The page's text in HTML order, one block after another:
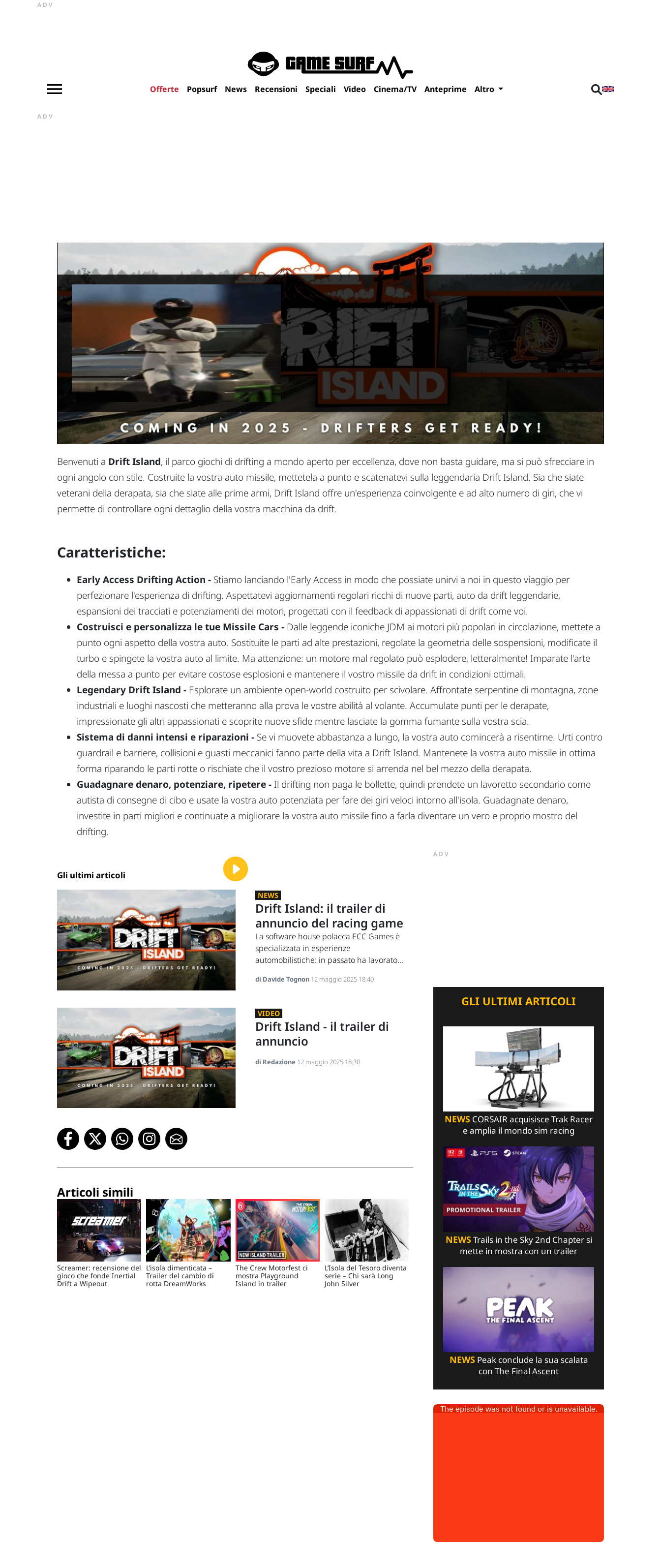
ADV
Offerte Popsurf News Recensioni Speciali Video Cinema/TV Anteprime Altro
ADV
Drift Island
Data di uscita:dicembre 2025
Piattaforme:
Sviluppatori:ECC Games
Produttori:
Genere:Racing Game
Benvenuti a Drift Island, il parco giochi di drifting a mondo aperto per eccellenza, dove non basta guidare, ma si può sfrecciare in
ogni angolo con stile. Costruite la vostra auto missile, mettetela a punto e scatenatevi sulla leggendaria Drift Island. Sia che siate
veterani della derapata, sia che siate alle prime armi, Drift Island offre un'esperienza coinvolgente e ad alto numero di giri, che vi
permette di controllare ogni dettaglio della vostra macchina da drift.
Caratteristiche:
Early Access Drifting Action - Stiamo lanciando l'Early Access in modo che possiate unirvi a noi in questo viaggio per
perfezionare l'esperienza di drifting. Aspettatevi aggiornamenti regolari ricchi di nuove parti, auto da drift leggendarie,
espansioni dei tracciati e potenziamenti dei motori, progettati con il feedback di appassionati di drift come voi.
Costruisci e personalizza le tue Missile Cars - Dalle leggende iconiche JDM ai motori più popolari in circolazione, mettete a
punto ogni aspetto della vostra auto. Sostituite le parti ad alte prestazioni, regolate la geometria delle sospensioni, modificate il
turbo e spingete la vostra auto al limite. Ma attenzione: un motore mal regolato può esplodere, letteralmente! Imparate l'arte
della messa a punto per evitare costose esplosioni e mantenere il vostro missile da drift in condizioni ottimali.
Legendary Drift Island - Esplorate un ambiente open-world costruito per scivolare. Affrontate serpentine di montagna, zone
industriali e luoghi nascosti che metteranno alla prova le vostre abilità al volante. Accumulate punti per le derapate,
impressionate gli altri appassionati e scoprite nuove sfide mentre lasciate la gomma fumante sulla vostra scia.
Sistema di danni intensi e riparazioni - Se vi muovete abbastanza a lungo, la vostra auto comincerà a risentirne. Urti contro
guardrail e barriere, collisioni e guasti meccanici fanno parte della vita a Drift Island. Mantenete la vostra auto missile in ottima
forma riparando le parti rotte o rischiate che il vostro prezioso motore si arrenda nel bel mezzo della derapata.
Guadagnare denaro, potenziare, ripetere - Il drifting non paga le bollette, quindi prendete un lavoretto secondario come
autista di consegne di cibo e usate la vostra auto potenziata per fare dei giri veloci intorno all'isola. Guadagnate denaro,
investite in parti migliori e continuate a migliorare la vostra auto missile fino a farla diventare un vero e proprio mostro del
drifting.
Gli ultimi articoli
NEWS
Drift Island: il trailer di
annuncio del racing game
La software house polacca ECC Games è
specializzata in esperienze
automobilistiche: in passato ha lavorato...
di Davide Tognon 12 maggio 2025 18:40
VIDEO
Drift Island - il trailer di
annuncio
di Redazione 12 maggio 2025 18:30
Articoli simili
Screamer: recensione del
gioco che fonde Inertial
Drift a Wipeout
L’isola dimenticata –
Trailer del cambio di
rotta DreamWorks
The Crew Motorfest ci
mostra Playground
Island in trailer
L’Isola del Tesoro diventa
serie – Chi sarà Long
John Silver
ADV
GLI ULTIMI ARTICOLI
NEWS CORSAIR acquisisce Trak Racer
e amplia il mondo sim racing
NEWSTrails in the Sky 2nd Chapter si
mette in mostra con un trailer
NEWSPeak conclude la sua scalata
con The Final Ascent